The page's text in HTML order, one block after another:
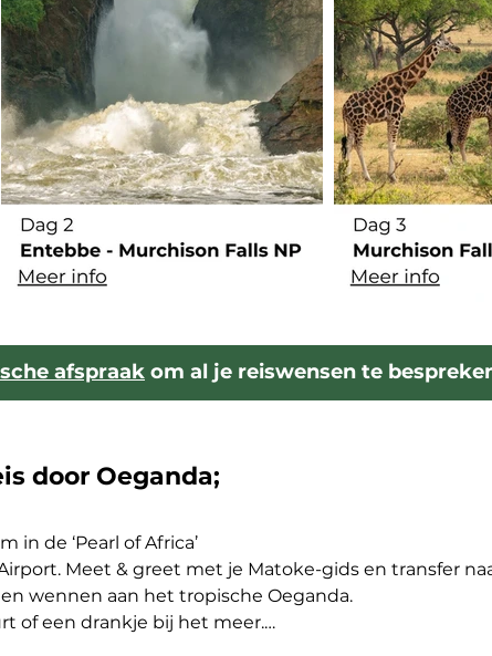
afspraak om al je reiswensen te
door Oeganda;
in de ‘Pearl of Africa’
Meet & greet met je Matoke-gids en transfer
wennen aan het tropische Oeganda.
of een drankje bij het meer.